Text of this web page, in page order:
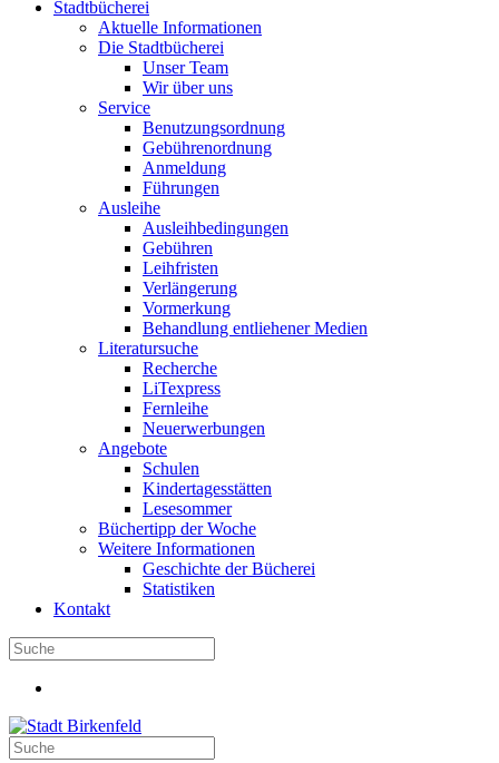
Stadtbücherei
Aktuelle Informationen
Die Stadtbücherei
Unser Team
Wir über uns
Service
Benutzungsordnung
Gebührenordnung
Anmeldung
Führungen
Ausleihe
Ausleihbedingungen
Gebühren
Leihfristen
Verlängerung
Vormerkung
Behandlung entliehener Medien
Literatursuche
Recherche
LiTexpress
Fernleihe
Neuerwerbungen
Angebote
Schulen
Kindertagesstätten
Lesesommer
Büchertipp der Woche
Weitere Informationen
Geschichte der Bücherei
Statistiken
Kontakt